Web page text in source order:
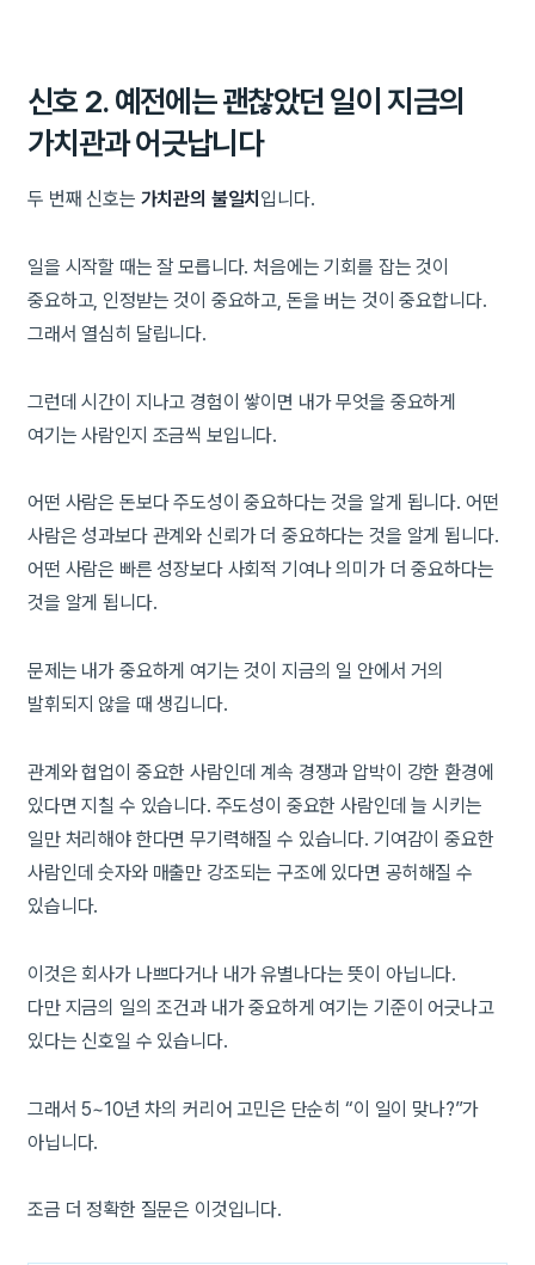
신호 2. 예전에는 괜찮았던 일이 지금의
가치관과 어긋납니다
두 번째 신호는 가치관의 불일치 입니다.
일을 시작할 때는 잘 모릅니다. 처음에는 기회를 잡는 것이
중요하고, 인정받는 것이 중요하고, 돈을 버는 것이 중요합니다.
그래서 열심히 달립니다.
그런데 시간이 지나고 경험이 쌓이면 내가 무엇을 중요하게
여기는 사람인지 조금씩 보입니다.
어떤 사람은 돈보다 주도성이 중요하다는 것을 알게 됩니다. 어떤
사람은 성과보다 관계와 신뢰가 더 중요하다는 것을 알게 됩니다.
어떤 사람은 빠른 성장보다 사회적 기여나 의미가 더 중요하다는
것을 알게 됩니다.
문제는 내가 중요하게 여기는 것이 지금의 일 안에서 거의
발휘되지 않을 때 생깁니다.
관계와 협업이 중요한 사람인데 계속 경쟁과 압박이 강한 환경에
있다면 지칠 수 있습니다. 주도성이 중요한 사람인데 늘 시키는
일만 처리해야 한다면 무기력해질 수 있습니다. 기여감이 중요한
사람인데 숫자와 매출만 강조되는 구조에 있다면 공허해질 수
있습니다.
이것은 회사가 나쁘다거나 내가 유별나다는 뜻이 아닙니다.
다만 지금의 일의 조건과 내가 중요하게 여기는 기준이 어긋나고
있다는 신호일 수 있습니다.
그래서 5~10년 차의 커리어 고민은 단순히 “이 일이 맞나?”가
아닙니다.
조금 더 정확한 질문은 이것입니다.